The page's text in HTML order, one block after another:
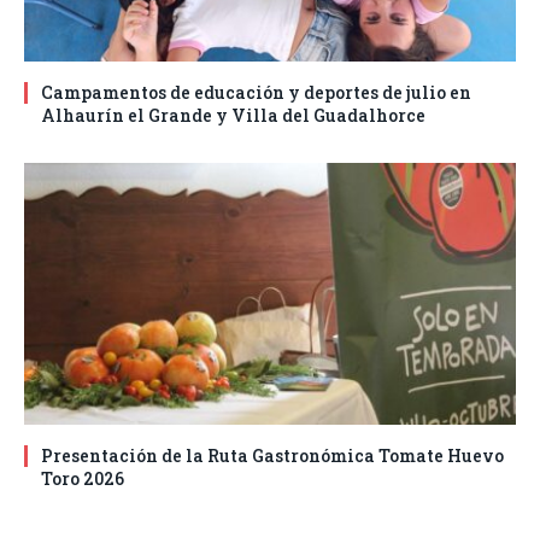
Campamentos de educación y deportes de julio en
Alhaurín el Grande y Villa del Guadalhorce
Presentación de la Ruta Gastronómica Tomate Huevo
Toro 2026